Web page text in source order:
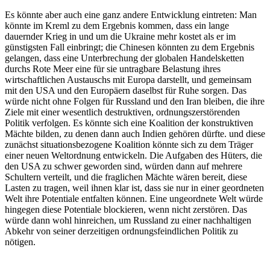
Es könnte aber auch eine ganz andere Entwicklung eintreten: Man
könnte im Kreml zu dem Ergebnis kommen, dass ein lange
dauernder Krieg in und um die Ukraine mehr kostet als er im
günstigsten Fall einbringt; die Chinesen könnten zu dem Ergebnis
gelangen, dass eine Unterbrechung der globalen Handelsketten
durchs Rote Meer eine für sie untragbare Belastung ihres
wirtschaftlichen Austauschs mit Europa darstellt, und gemeinsam
mit den USA und den Europäern daselbst für Ruhe sorgen. Das
würde nicht ohne Folgen für Russland und den Iran bleiben, die ihre
Ziele mit einer wesentlich destruktiven, ordnungszerstörenden
Politik verfolgen. Es könnte sich eine Koalition der konstruktiven
Mächte bilden, zu denen dann auch Indien gehören dürfte. und diese
zunächst situationsbezogene Koalition könnte sich zu dem Träger
einer neuen Weltordnung entwickeln. Die Aufgaben des Hüters, die
den USA zu schwer geworden sind, würden dann auf mehrere
Schultern verteilt, und die fraglichen Mächte wären bereit, diese
Lasten zu tragen, weil ihnen klar ist, dass sie nur in einer geordneten
Welt ihre Potentiale entfalten können. Eine ungeordnete Welt würde
hingegen diese Potentiale blockieren, wenn nicht zerstören. Das
würde dann wohl hinreichen, um Russland zu einer nachhaltigen
Abkehr von seiner derzeitigen ordnungsfeindlichen Politik zu
nötigen.